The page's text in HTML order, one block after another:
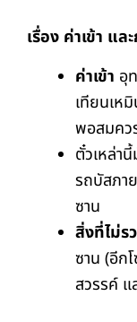
เรื่อง ค่าเข้า แ
ค่าเข้า อุ
เทียนเห
พอสมคว
ตั๋วเหล่า
รถบัสภา
ซาน
สิ่งที่ไม่ร
ซาน (อีก
สวรรค์